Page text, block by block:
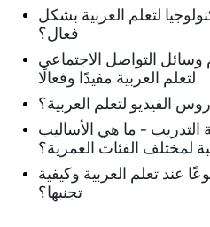
لتعلم العربية بشكل
فعال؟
التواصل الاجتماعي
لتعلم العربية مفيدًا وفعالًا
الفيديو لتعلم العربية؟
التدريب - ما هي الأساليب
لمختلف الفئات العمرية؟
عند تعلم العربية وكيفية
تجنبها؟